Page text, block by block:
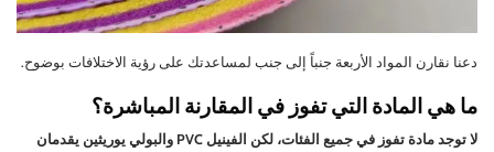
دعنا نقارن المواد الأربعة جنباً إلى جنب لمساعدتك على رؤية الاختلافات بوضوح.
ما هي المادة التي تفوز في المقارنة المباشرة؟
لا توجد مادة تفوز في جميع الفئات، لكن الفينيل PVC والبولي يوريثين يقدمان